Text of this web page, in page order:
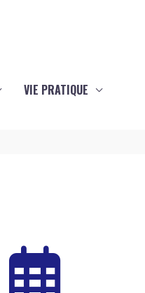
VIE PRATIQUE